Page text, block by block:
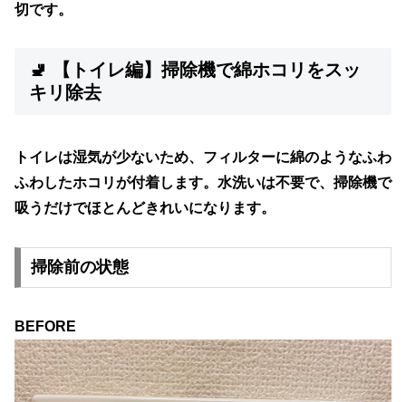
切です。
🚽 【トイレ編】掃除機で綿ホコリをスッ
キリ除去
トイレは湿気が少ないため、フィルターに綿のようなふわ
ふわしたホコリが付着します。水洗いは不要で、 掃除機で
吸うだけでほとんどきれいになります。
掃除前の状態
BEFORE